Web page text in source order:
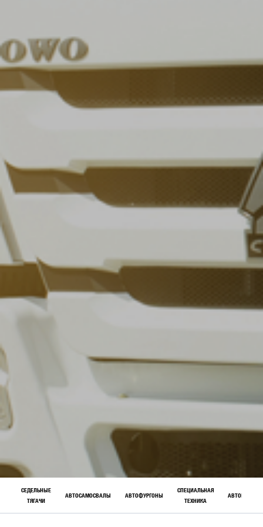
СЕДЕЛЬНЫЕ
ТЯГАЧИ
АВТОСАМОСВАЛЫ АВТОФУРГОНЫ
СПЕЦИАЛЬНАЯ
ТЕХНИКА
АВТОБУСЫ